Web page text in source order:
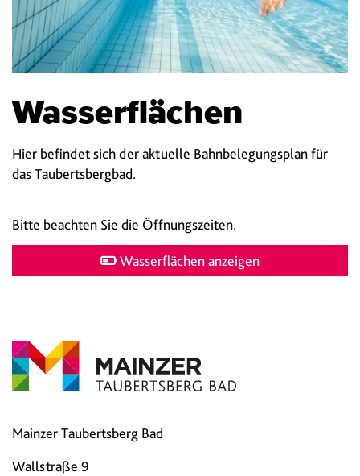
Wasserflächen
Hier befindet sich der aktuelle Bahnbelegungsplan für
das Taubertsbergbad.
Bitte beachten Sie die Öffnungszeiten.
Wasserflächen anzeigen
Mainzer Taubertsberg Bad
Wallstraße 9